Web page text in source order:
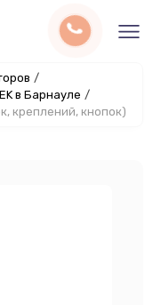
/
в Барнауле /
креплений, кнопок)